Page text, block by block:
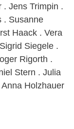
. Jens Trimpin .
. Susanne
Haack . Vera
Siegele .
Rigorth .
Stern . Julia
Holzhauer